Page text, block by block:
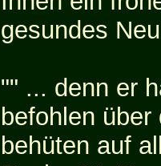
gesundes
"" ... denn er
befohlen
behüten auf